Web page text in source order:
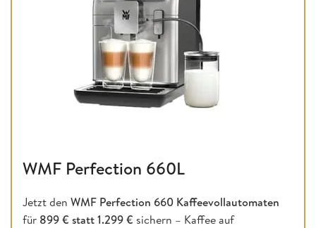
WMF Perfection 660L
Jetzt den WMF Perfection 660 Kaffeevollautomaten
für 899 € statt 1.299 € sichern – Kaffee auf